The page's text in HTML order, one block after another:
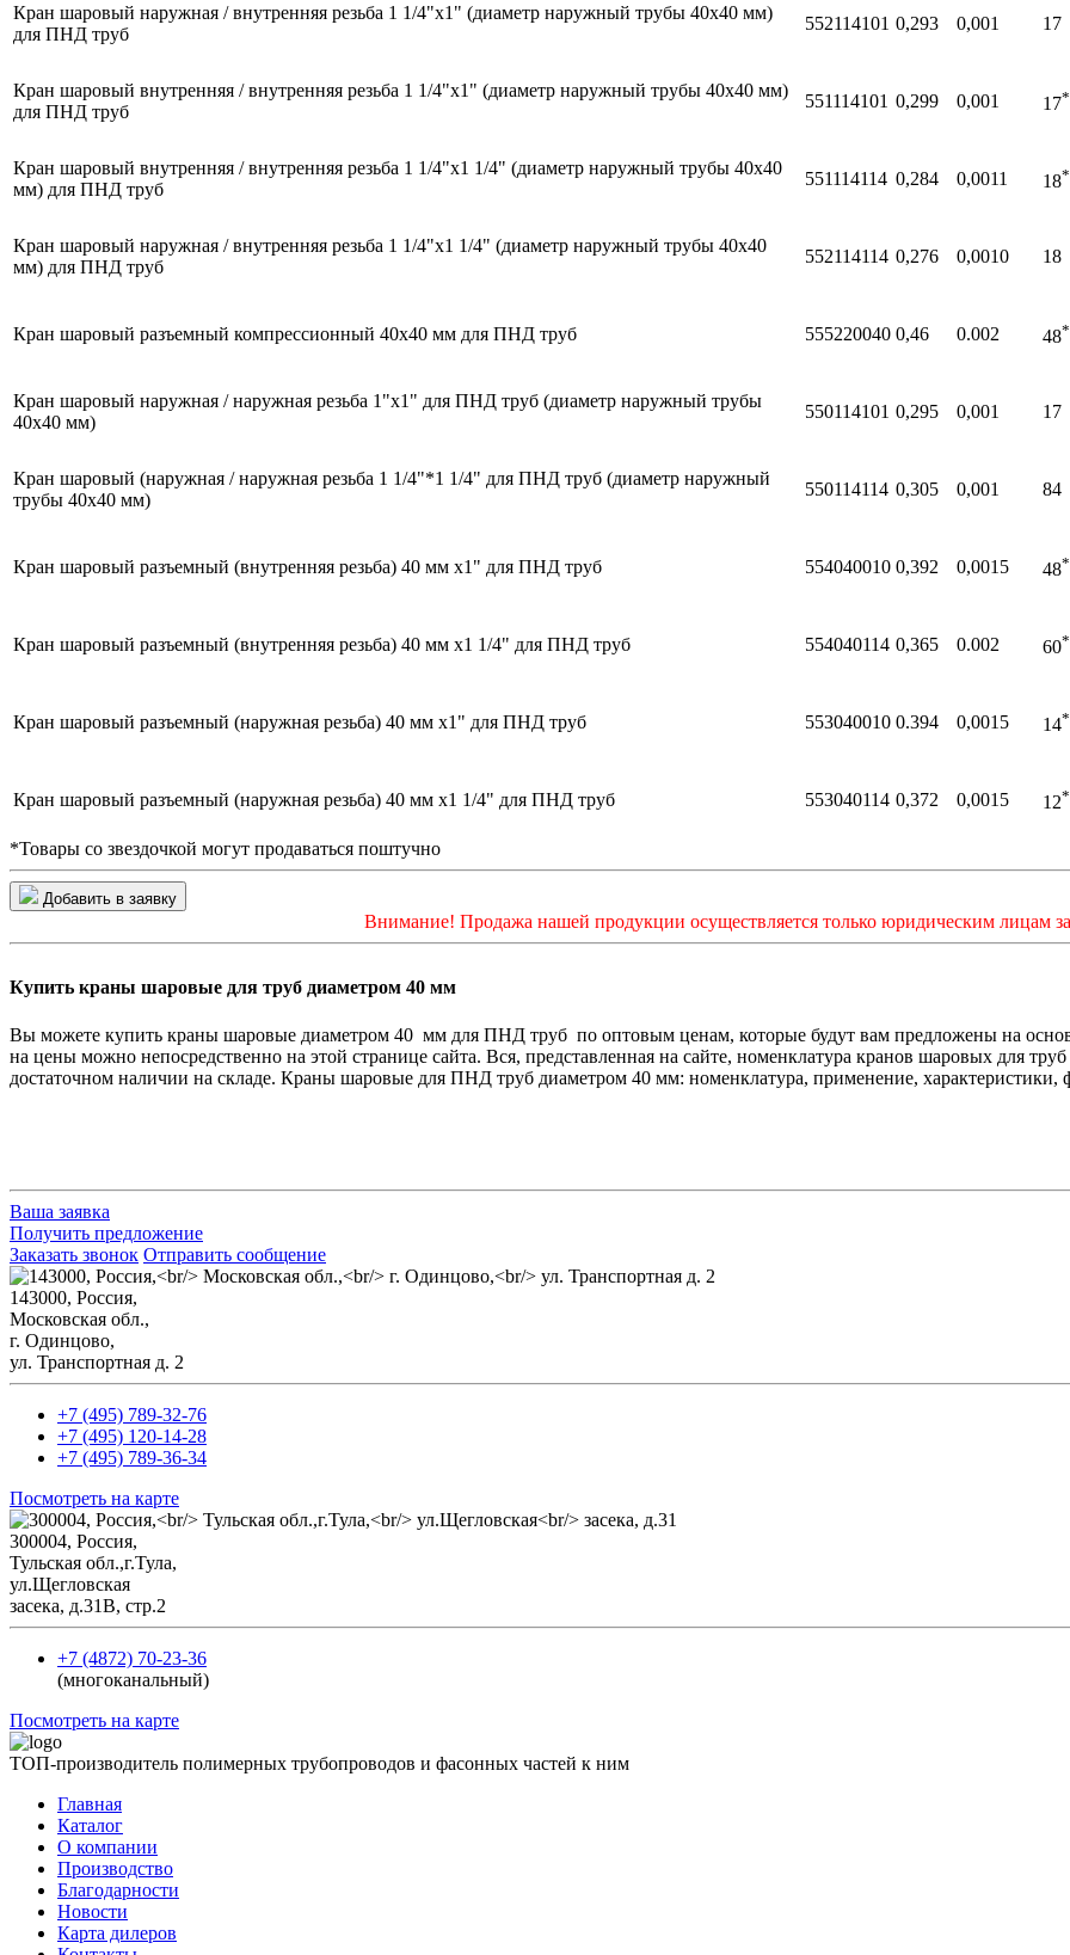
Кран шаровый наружная / внутренняя резьба 1 1/4"х1" (диаметр наружный трубы 40х40 мм)
для ПНД труб
552114101 0,293 0,001 17
Кран шаровый внутренняя / внутренняя резьба 1 1/4"х1" (диаметр наружный трубы 40х40 мм)
для ПНД труб
551114101 0,299 0,001 17*
Кран шаровый внутренняя / внутренняя резьба 1 1/4"х1 1/4" (диаметр наружный трубы 40х40
мм) для ПНД труб
551114114 0,284 0,0011 18*
Кран шаровый наружная / внутренняя резьба 1 1/4"х1 1/4" (диаметр наружный трубы 40х40
мм) для ПНД труб
552114114 0,276 0,0010 18
Кран шаровый разъемный компрессионный 40х40 мм для ПНД труб 555220040 0,46 0.002 48*
Кран шаровый наружная / наружная резьба 1"х1" для ПНД труб (диаметр наружный трубы
40х40 мм)
550114101 0,295 0,001 17
Кран шаровый (наружная / наружная резьба 1 1/4"*1 1/4" для ПНД труб (диаметр наружный
трубы 40х40 мм)
550114114 0,305 0,001 84
Кран шаровый разъемный (внутренняя резьба) 40 мм х1" для ПНД труб 554040010 0,392 0,0015 48*
Кран шаровый разъемный (внутренняя резьба) 40 мм х1 1/4" для ПНД труб 554040114 0,365 0.002 60*
Кран шаровый разъемный (наружная резьба) 40 мм х1" для ПНД труб 553040010 0.394 0,0015 14*
Кран шаровый разъемный (наружная резьба) 40 мм х1 1/4" для ПНД труб 553040114 0,372 0,0015 12*
*Товары со звездочкой могут продаваться поштучно
Добавить в заявку
Внимание! Продажа нашей продукции осуществляется только юридическим лицам
Купить краны шаровые для труб диаметром 40 мм
Вы можете купить краны шаровые диаметром 40 мм для ПНД труб по оптовым ценам, которые будут вам предложены на
на цены можно непосредственно на этой странице сайта. Вся, представленная на сайте, номенклатура кранов шаровых для
достаточном наличии на складе. Краны шаровые для ПНД труб диаметром 40 мм: номенклатура, применение, характеристики,
Ваша заявка
Получить предложение
Заказать звонок Отправить сообщение
143000, Россия,
Mосковская обл.,
г. Одинцово,
ул. Транспортная д. 2
+7 (495) 789-32-76
+7 (495) 120-14-28
+7 (495) 789-36-34
Посмотреть на карте
300004, Россия,
Тульская обл.,г.Тула,
ул.Щегловская
засека, д.31В, стр.2
+7 (4872) 70-23-36
(многоканальный)
Посмотреть на карте
ТОП-производитель полимерных трубопроводов и фасонных частей к ним
Главная
Каталог
О компании
Производство
Благодарности
Новости
Карта дилеров